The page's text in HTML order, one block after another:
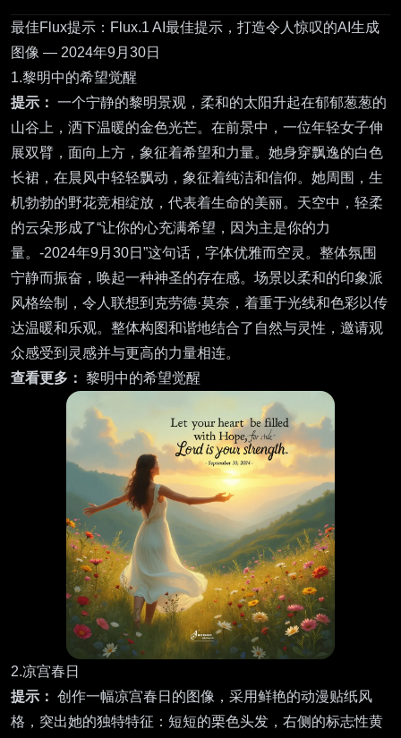
最佳Flux提示：Flux.1 AI最佳提示，打造令人惊叹的AI生成
图像 — 2024年9月30日
1.黎明中的希望觉醒
提示： 一个宁静的黎明景观，柔和的太阳升起在郁郁葱葱的
山谷上，洒下温暖的金色光芒。在前景中，一位年轻女子伸
展双臂，面向上方，象征着希望和力量。她身穿飘逸的白色
长裙，在晨风中轻轻飘动，象征着纯洁和信仰。她周围，生
机勃勃的野花竞相绽放，代表着生命的美丽。天空中，轻柔
的云朵形成了“让你的心充满希望，因为主是你的力
量。-2024年9月30日”这句话，字体优雅而空灵。整体氛围
宁静而振奋，唤起一种神圣的存在感。场景以柔和的印象派
风格绘制，令人联想到克劳德·莫奈，着重于光线和色彩以传
达温暖和乐观。整体构图和谐地结合了自然与灵性，邀请观
众感受到灵感并与更高的力量相连。
查看更多： 黎明中的希望觉醒
2.凉宫春日
提示： 创作一幅凉宫春日的图像，采用鲜艳的动漫贴纸风
格，突出她的独特特征：短短的栗色头发，右侧的标志性黄